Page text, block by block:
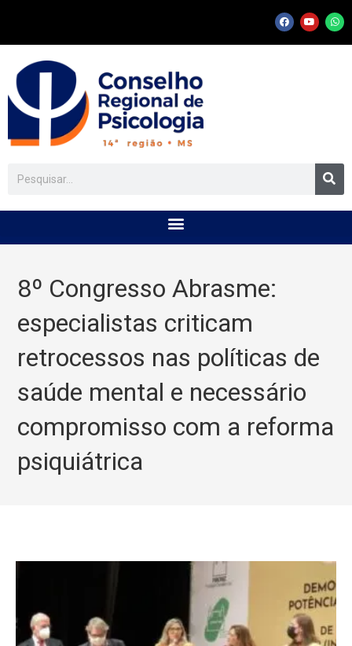
8º Congresso Abrasme:
especialistas criticam
retrocessos nas políticas de
saúde mental e necessário
compromisso com a reforma
psiquiátrica